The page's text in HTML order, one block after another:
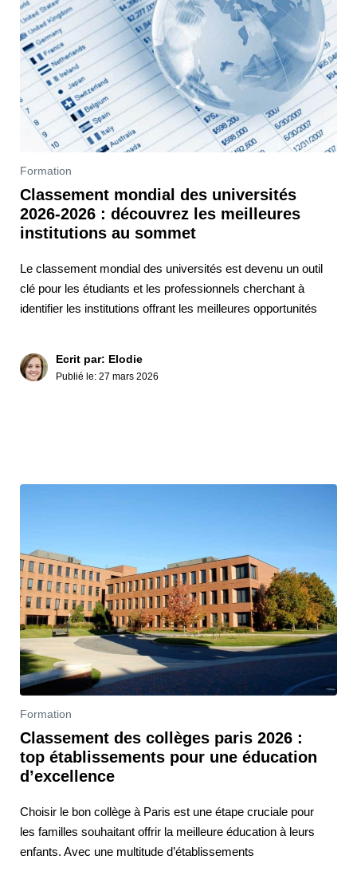
Formation
Classement mondial des universités
2026-2026 : découvrez les meilleures
institutions au sommet
Le classement mondial des universités est devenu un outil
clé pour les étudiants et les professionnels cherchant à
identifier les institutions offrant les meilleures opportunités
Ecrit par: Elodie
Publié le: 27 mars 2026
Formation
Classement des collèges paris 2026 :
top établissements pour une éducation
d’excellence
Choisir le bon collège à Paris est une étape cruciale pour
les familles souhaitant offrir la meilleure éducation à leurs
enfants. Avec une multitude d’établissements